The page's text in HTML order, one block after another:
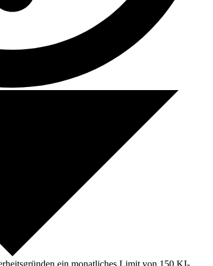
ein monatliches Limit von 150 KI-